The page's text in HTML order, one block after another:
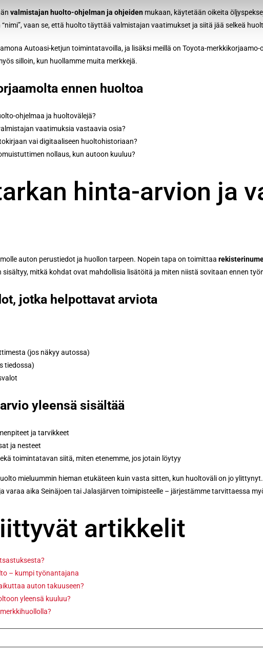
valmistajan huolto-ohjelman ja ohjeiden mukaan, käytetään oikeita
vaan se, että huolto täyttää valmistajan vaatimukset ja siitä jää selkeä
Autoasi-ketjun toimintatavoilla, ja lisäksi meillä on Toyota-
silloin, kun huollamme muita merkkejä.
ennen huoltoa
ohjelmaa ja huoltovälejä?
vaatimuksia vastaavia osia?
vai digitaaliseen huoltohistoriaan?
nollaus, kun autoon kuuluu?
hinta-arvion ja
auton perustiedot ja huollon tarpeen. Nopein tapa on toimittaa
mitkä kohdat ovat mahdollisia lisätöitä ja miten niistä sovitaan ennen
jotka helpottavat arviota
(jos näkyy autossa)
tiedossa)
yleensä sisältää
ja tarvikkeet
ja nesteet
toimintatavan siitä, miten etenemme, jos jotain löytyy
mieluummin hieman etukäteen kuin vasta sitten, kun huoltoväli on jo
varaa aika Seinäjoen tai Jalasjärven toimipisteelle – järjestämme tarvittaessa
artikkelit
– kumpi työnantajana
auton takuuseen?
yleensä kuuluu?